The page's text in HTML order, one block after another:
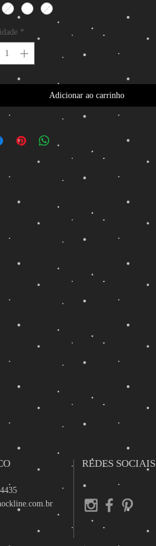
*
Adicionar ao carrinho
REDES SOCIAIS